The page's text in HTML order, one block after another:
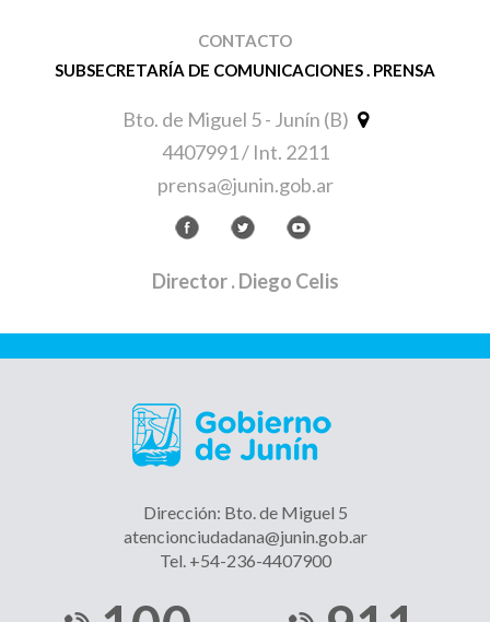
CONTACTO
SUBSECRETARÍA DE COMUNICACIONES . PRENSA
Bto. de Miguel 5 - Junín (B)
4407991 / Int. 2211
prensa@junin.gob.ar
Director. Diego Celis
Dirección: Bto. de Miguel 5
atencionciudadana@junin.gob.ar
Tel. +54-236-4407900